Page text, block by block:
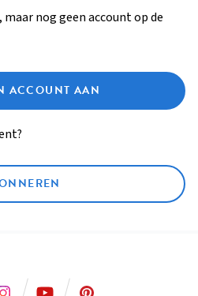
nog geen account op de
ACCOUNT AAN